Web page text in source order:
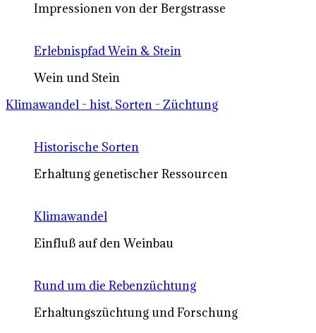
Impressionen von der Bergstrasse
Erlebnispfad Wein & Stein
Wein und Stein
Klimawandel - hist. Sorten - Züchtung
Historische Sorten
Erhaltung genetischer Ressourcen
Klimawandel
Einfluß auf den Weinbau
Rund um die Rebenzüchtung
Erhaltungszüchtung und Forschung